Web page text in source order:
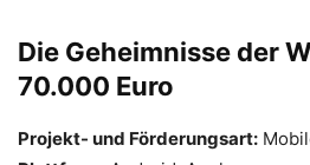
Die Geheimnisse der
70.000 Euro
Projekt- und Förderungsart: